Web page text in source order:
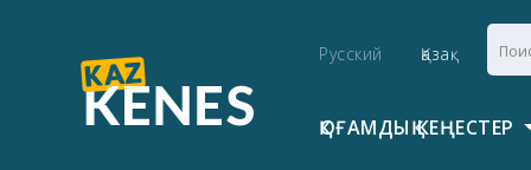
Русский Қазақ
ҚОҒАМДЫҚ КЕҢЕСТЕР